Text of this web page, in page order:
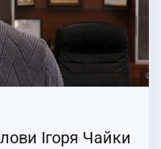
Ігоря Чайки